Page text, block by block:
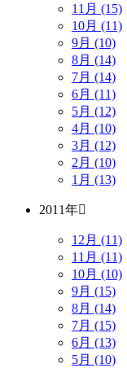
11月 (15)
10月 (11)
9月 (10)
8月 (14)
7月 (14)
6月 (11)
5月 (12)
4月 (10)
3月 (12)
2月 (10)
1月 (13)
2011年
12月 (11)
11月 (11)
10月 (10)
9月 (15)
8月 (14)
7月 (15)
6月 (13)
5月 (10)